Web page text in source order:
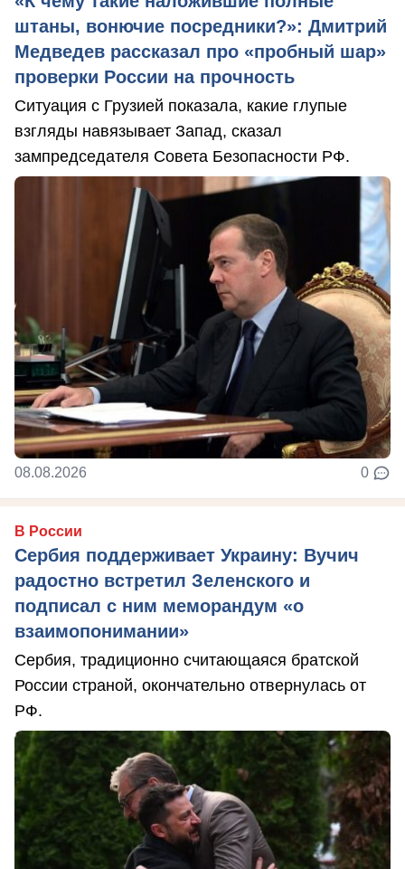
штаны, вонючие посредники?»: Дмитрий
Медведев рассказал про «пробный шар»
проверки России на прочность
Ситуация с Грузией показала, какие глупые
взгляды навязывает Запад, сказал
зампредседателя Совета Безопасности РФ.
08.08.2026 0
В России
Сербия поддерживает Украину: Вучич
радостно встретил Зеленского и
подписал с ним меморандум «о
взаимопонимании»
Сербия, традиционно считающаяся братской
России страной, окончательно отвернулась от
РФ.